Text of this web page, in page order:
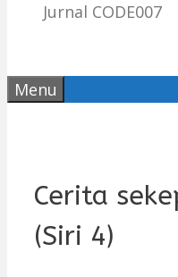
Jurnal CODE007
Menu
Cerita
(Siri 4)